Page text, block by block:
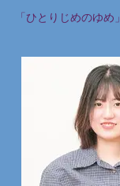
「ひとりじめのゆめ」